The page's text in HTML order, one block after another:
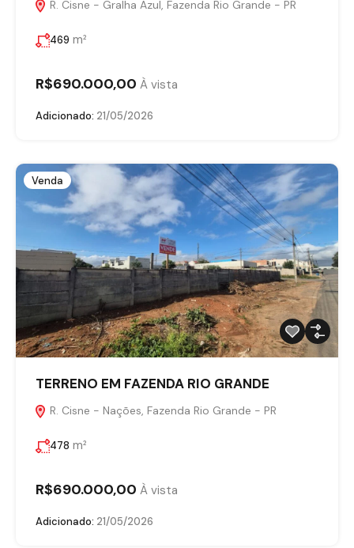
R. Cisne - Gralha Azul, Fazenda Rio Grande - PR
469 m²
R$690.000,00 À vista
Adicionado: 21/05/2026
Venda
TERRENO EM FAZENDA RIO GRANDE
R. Cisne - Nações, Fazenda Rio Grande - PR
478 m²
R$690.000,00 À vista
Adicionado: 21/05/2026